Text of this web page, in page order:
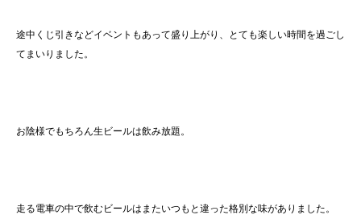
途中くじ引きなどイベントもあって盛り上がり、とても楽しい時間を過ごし
てまいりました。
お陰様でもちろん生ビールは飲み放題。
走る電車の中で飲むビールはまたいつもと違った格別な味がありました。